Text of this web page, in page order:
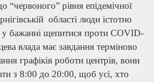
“червоного” рівня епідемічної
області люди істотно
у бажанні щепитися проти COVID-
влада має завдання терміново
графіків роботи центрів, вони
з 8:00 до 20:00, щоб усі, хто